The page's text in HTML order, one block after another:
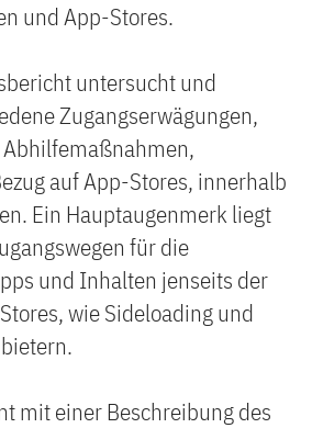
und App-Stores.
untersucht und
Zugangserwägungen,
auf App-Stores, innerhalb
Ein Hauptaugenmerk liegt
für die
und Inhalten jenseits der
wie Sideloading und
mit einer Beschreibung des